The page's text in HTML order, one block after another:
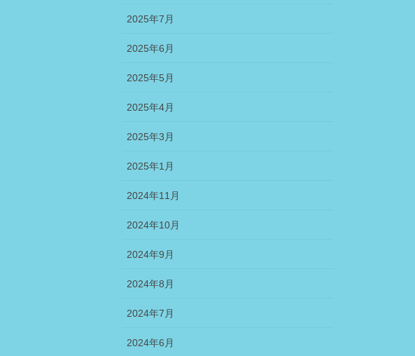
2025年7月
2025年6月
2025年5月
2025年4月
2025年3月
2025年1月
2024年11月
2024年10月
2024年9月
2024年8月
2024年7月
2024年6月